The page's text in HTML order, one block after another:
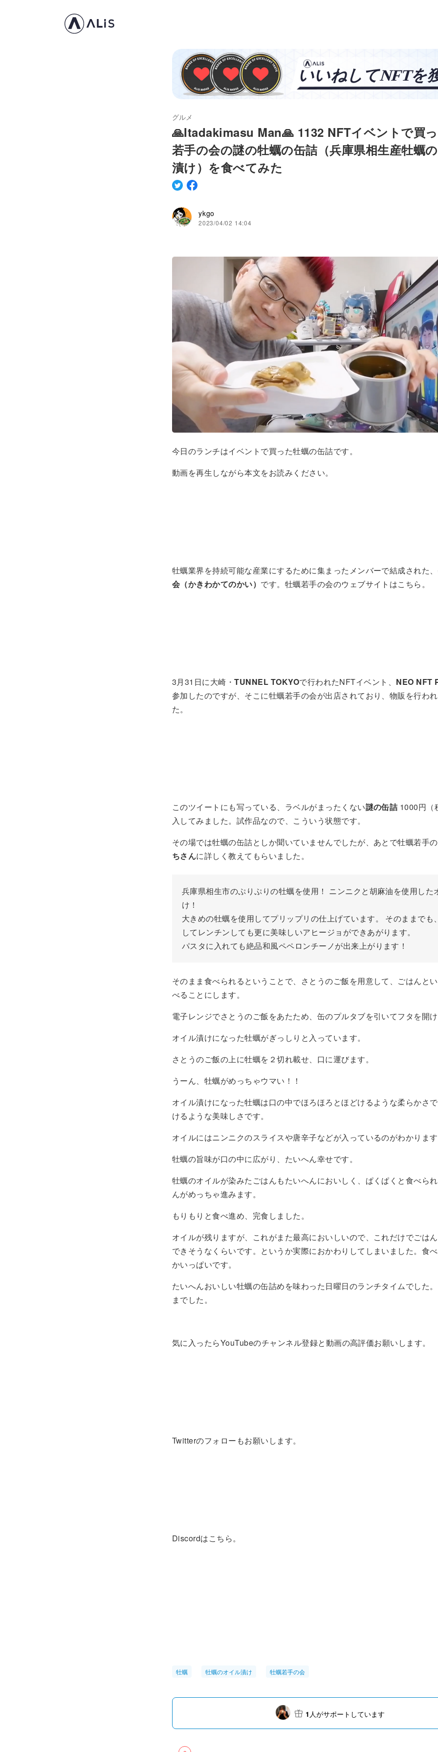
グルメ
🙏Itadakimasu Man🙏 1132 NFTイベントで買
若手の会の謎の牡蠣の缶詰（兵庫県相生産牡蠣
漬け）を食べてみた
ykgo
2023/04/02 14:04
今日のランチはイベントで買った牡蠣の缶詰です。
動画を再生しながら本文をお読みください。
牡蠣業界を持続可能な産業にするために集まったメンバーで結成された、
会（かきわかてのかい） です。牡蠣若手の会のウェブサイトはこちら。
3月31日に大崎・TUNNEL TOKYOで行われたNFTイベント、 NEO NFT
参加したのですが、そこに牡蠣若手の会が出店されており、物販を行わ
た。
このツイートにも写っている、ラベルがまったくない謎の缶詰 1000円（
入してみました。試作品なので、こういう状態です。
その場では牡蠣の缶詰としか聞いていませんでしたが、あとで牡蠣若手
ちさんに詳しく教えてもらいました。
兵庫県相生市のぷりぷりの牡蠣を使用！ ニンニクと胡麻油を使用した
け！
大きめの牡蠣を使用してプリップリの仕上げています。 そのままでも
してレンチンしても更に美味しいアヒージョができあがります。
パスタに入れても絶品和風ペペロンチーノが出来上がります！
そのまま食べられるということで、さとうのご飯を用意して、ごはんと
べることにします。
電子レンジでさとうのご飯をあたため、缶のプルタブを引いてフタを開け
オイル漬けになった牡蠣がぎっしりと入っています。
さとうのご飯の上に牡蠣を２切れ載せ、口に運びます。
うーん、牡蠣がめっちゃウマい！！
オイル漬けになった牡蠣は口の中でほろほろとほどけるような柔らかさ
けるような美味しさです。
オイルにはニンニクのスライスや唐辛子などが入っているのがわかります
牡蠣の旨味が口の中に広がり、たいへん幸せです。
牡蠣のオイルが染みたごはんもたいへんにおいしく、ぱくぱくと食べら
んがめっちゃ進みます。
もりもりと食べ進め、完食しました。
オイルが残りますが、これがまた最高においしいので、これだけでごは
できそうなくらいです。というか実際におかわりしてしまいました。食
かいっぱいです。
たいへんおいしい牡蠣の缶詰めを味わった日曜日のランチタイムでした
までした。
気に入ったらYouTubeのチャンネル登録と動画の高評価お願いします。
Twitterのフォローもお願いします。
Discordはこちら。
牡蠣 牡蠣のオイル漬け 牡蠣若手の会
1 人がサポートしています